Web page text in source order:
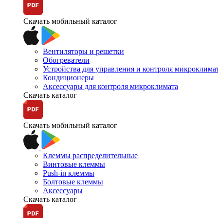
Скачать мобильный каталог
Вентиляторы и решетки
Обогреватели
Устройства для управления и контроля
Кондиционеры
Аксессуары для контроля микроклимата
Скачать каталог
Скачать мобильный каталог
Клеммы распределительные
Винтовые клеммы
Push-in клеммы
Болтовые клеммы
Аксессуары
Скачать каталог